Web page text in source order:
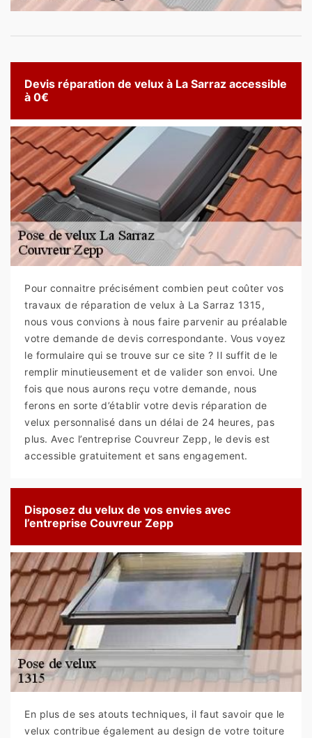
Devis réparation de velux à La Sarraz accessible
à 0€
Pour connaitre précisément combien peut coûter vos
travaux de réparation de velux à La Sarraz 1315,
nous vous convions à nous faire parvenir au préalable
votre demande de devis correspondante. Vous voyez
le formulaire qui se trouve sur ce site ? Il suffit de le
remplir minutieusement et de valider son envoi. Une
fois que nous aurons reçu votre demande, nous
ferons en sorte d’établir votre devis réparation de
velux personnalisé dans un délai de 24 heures, pas
plus. Avec l’entreprise Couvreur Zepp, le devis est
accessible gratuitement et sans engagement.
Disposez du velux de vos envies avec
l’entreprise Couvreur Zepp
En plus de ses atouts techniques, il faut savoir que le
velux contribue également au design de votre toiture